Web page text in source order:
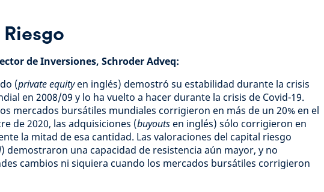
de Inversiones, Schroder Adveq:
(private equityen inglés) demostró su estabilidad durante la crisis
en 2008/09 y lo ha vuelto a hacer durante la crisis de Covid-19.
mercados bursátiles mundiales corrigieron en más de un 20% en el
de 2020, las adquisiciones (buyouts en inglés) sólo corrigieron en
la mitad de esa cantidad. Las valoraciones del capital riesgo
) demostraron una capacidad de resistencia aún mayor, y no
cambios ni siquiera cuando los mercados bursátiles corrigieron